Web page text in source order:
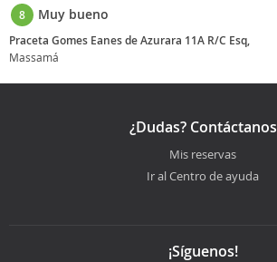
8 Muy bueno
Praceta Gomes Eanes de Azurara 11A R/C Esq,
Massamá
¿Dudas? Contáctanos
Mis reservas
Ir al Centro de ayuda
¡Síguenos!